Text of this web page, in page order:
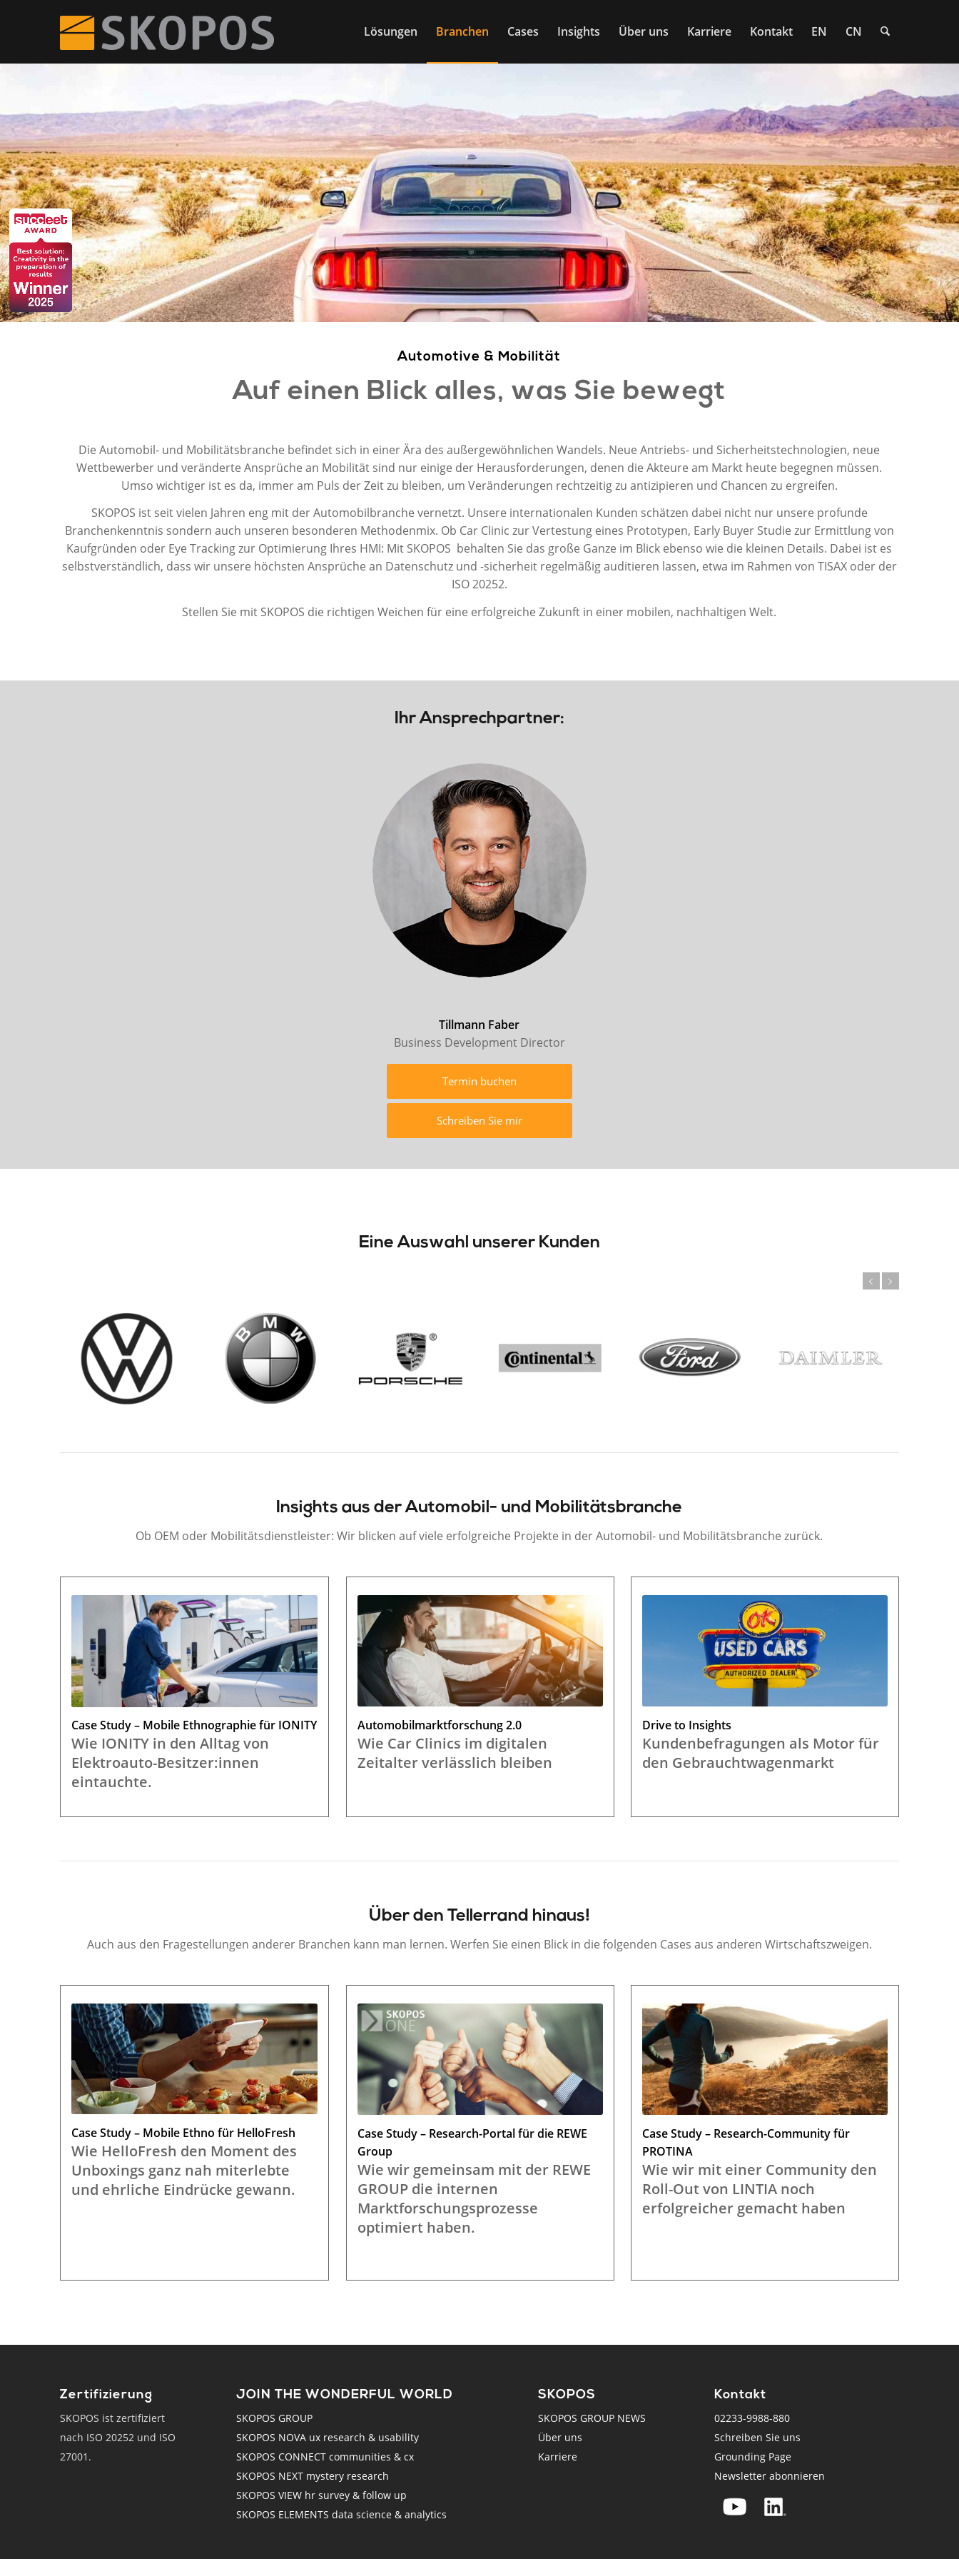
Lösungen Branchen Cases Insights Über uns Karriere Kontakt EN CN
Automotive & Mobilität
Auf einen Blick alles, was Sie bewegt
Die Automobil- und Mobilitätsbranche befindet sich in einer Ära des außergewöhnlichen Wandels. Neue Antriebs- und Sicherheitstechnologien, neue
Wettbewerber und veränderte Ansprüche an Mobilität sind nur einige der Herausforderungen, denen die Akteure am Markt heute begegnen müssen.
Umso wichtiger ist es da, immer am Puls der Zeit zu bleiben, um Veränderungen rechtzeitig zu antizipieren und Chancen zu ergreifen.
SKOPOS ist seit vielen Jahren eng mit der Automobilbranche vernetzt. Unsere internationalen Kunden schätzen dabei nicht nur unsere profunde
Branchenkenntnis sondern auch unseren besonderen Methodenmix. Ob Car Clinic zur Vertestung eines Prototypen, Early Buyer Studie zur Ermittlung von
Kaufgründen oder Eye Tracking zur Optimierung Ihres HMI: Mit SKOPOS behalten Sie das große Ganze im Blick ebenso wie die kleinen Details. Dabei ist es
selbstverständlich, dass wir unsere höchsten Ansprüche an Datenschutz und -sicherheit regelmäßig auditieren lassen, etwa im Rahmen von TISAX oder der
ISO 20252.
Stellen Sie mit SKOPOS die richtigen Weichen für eine erfolgreiche Zukunft in einer mobilen, nachhaltigen Welt.
Ihr Ansprechpartner:
Tillmann Faber
Business Development Director
Termin buchen
Schreiben Sie mir
Eine Auswahl unserer Kunden
Insights aus der Automobil- und Mobilitätsbranche
Ob OEM oder Mobilitätsdienstleister: Wir blicken auf viele erfolgreiche Projekte in der Automobil- und Mobilitätsbranche zurück.
Case Study – Mobile Ethnographie für IONITY
Wie IONITY in den Alltag von
Elektroauto-Besitzer:innen
eintauchte.
Automobilmarktforschung 2.0
Wie Car Clinics im digitalen
Zeitalter verlässlich bleiben
Drive to Insights
Kundenbefragungen als Motor für
den Gebrauchtwagenmarkt
Über den Tellerrand hinaus!
Auch aus den Fragestellungen anderer Branchen kann man lernen. Werfen Sie einen Blick in die folgenden Cases aus anderen Wirtschaftszweigen.
Case Study – Mobile Ethno für HelloFresh
Wie HelloFresh den Moment des
Unboxings ganz nah miterlebte
und ehrliche Eindrücke gewann.
Case Study – Research-Portal für die REWE
Group
Wie wir gemeinsam mit der REWE
GROUP die internen
Marktforschungsprozesse
optimiert haben.
Case Study – Research-Community für
PROTINA
Wie wir mit einer Community den
Roll-Out von LINTIA noch
erfolgreicher gemacht haben
Zertifizierung
SKOPOS ist zertifiziert
nach ISO 20252 und ISO
27001.
JOIN THE WONDERFUL WORLD
SKOPOS GROUP
SKOPOS NOVA ux research & usability
SKOPOS CONNECT communities & cx
SKOPOS NEXT mystery research
SKOPOS VIEW hr survey & follow up
SKOPOS ELEMENTS data science & analytics
SKOPOS
SKOPOS GROUP NEWS
Über uns
Karriere
Kontakt
02233-9988-880
Schreiben Sie uns
Grounding Page
Newsletter abonnieren